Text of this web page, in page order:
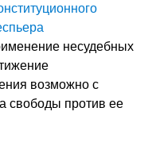
несудебных
возможно с
свободы против ее